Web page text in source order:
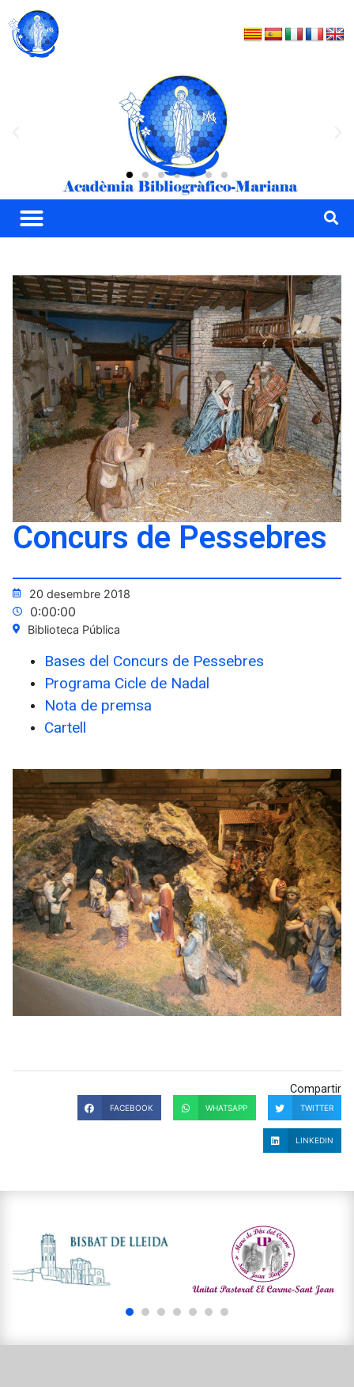
Concurs de Pessebres
20 desembre 2018
0:00:00
Biblioteca Pública
Bases del Concurs de Pessebres
Programa Cicle de Nadal
Nota de premsa
Cartell
Compartir
FACEBOOK WHATSAPP TWITTER
LINKEDIN